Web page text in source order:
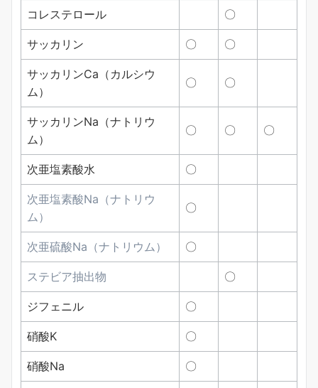
コレステロール 〇
サッカリン 〇 〇
サッカリンCa（カルシウ
ム）
〇 〇
サッカリンNa（ナトリウ
ム）
〇 〇 〇
次亜塩素酸水 〇
次亜塩素酸Na（ナトリウ
ム）
〇
次亜硫酸Na（ナトリウム） 〇
ステビア抽出物 〇
ジフェニル 〇
硝酸K 〇
硝酸Na 〇